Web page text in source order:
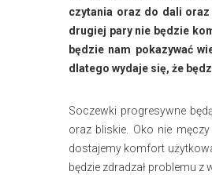
czytania oraz do dali oraz
drugiej pary nie będzie
będzie nam pokazywać
dlatego wydaje się, że
Soczewki progresywne
oraz bliskie. Oko nie
dostajemy komfort
będzie zdradzał problemu z